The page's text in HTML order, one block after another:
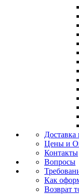
Доставка
Цены и
Контакты
Вопросы
Как
Возврат